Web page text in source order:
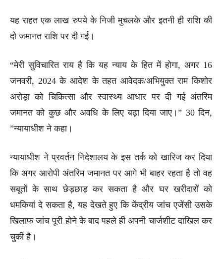
यह राहत एक लाख रुपये के निजी मुचलके और इतनी ही राशि की
दो जमानत राशि पर दी गई।
“मेरी सुविचारित राय है कि यह न्याय के हित में होगा, अगर 16
जनवरी, 2024 के आदेश के तहत आवेदक/अभियुक्त राम किशोर
अरोड़ा को चिकित्सा और स्वास्थ्य आधार पर दी गई अंतरिम
जमानत को कुछ और अवधि के लिए बढ़ा दिया जाए।” 30 दिन,
”न्यायाधीश ने कहा।
न्यायाधीश ने प्रवर्तन निदेशालय के इस तर्क को खारिज कर दिया
कि अगर आरोपी अंतरिम जमानत पर आगे भी बाहर रहता है तो वह
सबूतों के साथ छेड़छाड़ कर सकता है और घर खरीदारों को
धमकियां दे सकता है, यह देखते हुए कि केंद्रीय जांच एजेंसी उसके
खिलाफ जांच पूरी होने के बाद पहले ही अपनी चार्जशीट दाखिल कर
चुकी है।